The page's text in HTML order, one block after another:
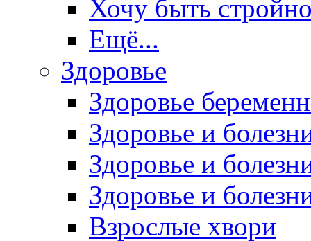
Хочу быть
Ещё...
Здоровье
Здоровье
Здоровье и
Здоровье и
Здоровье и
Взрослые хвори